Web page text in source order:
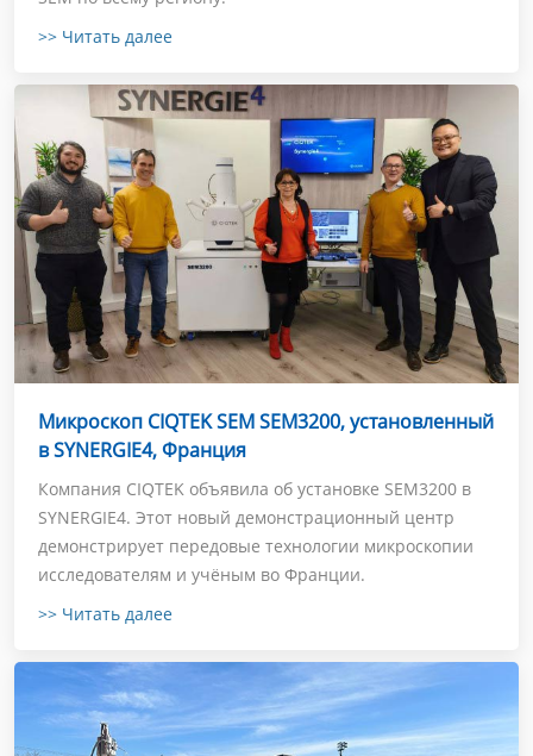
>> Читать далее
Микроскоп CIQTEK SEM SEM3200, установленный
в SYNERGIE4, Франция
Компания CIQTEK объявила об установке SEM3200 в
SYNERGIE4. Этот новый демонстрационный центр
демонстрирует передовые технологии микроскопии
исследователям и учёным во Франции.
>> Читать далее